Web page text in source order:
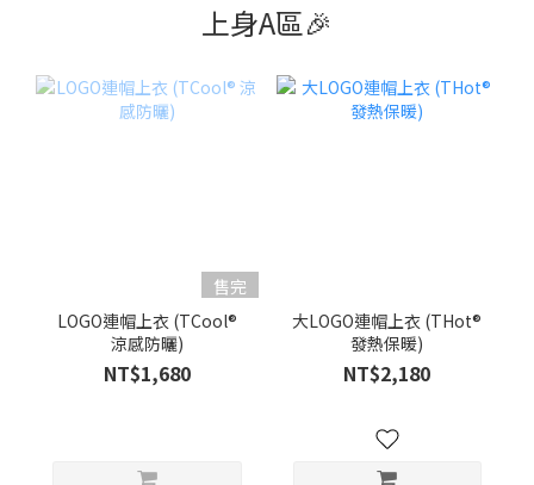
上身A區🎉
售完
LOGO連帽上衣 (TCool®
涼感防曬)
NT$1,680
大LOGO連帽上衣 (THot®
發熱保暖)
NT$2,180